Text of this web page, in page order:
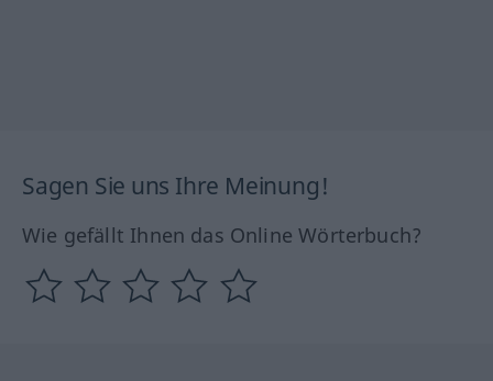
Sagen Sie uns Ihre Meinung!
Wie gefällt Ihnen das Online Wörterbuch?